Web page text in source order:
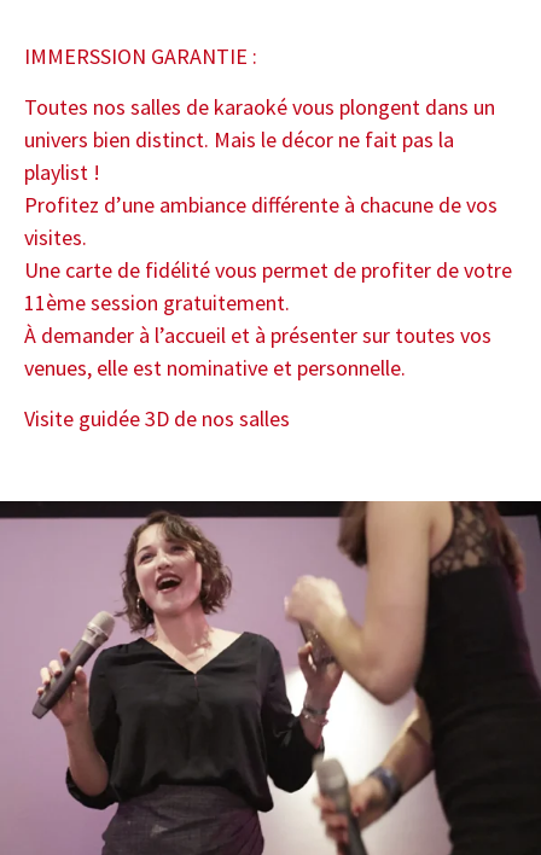
IMMERSSION GARANTIE :
Toutes nos salles de karaoké vous plongent dans un
univers bien distinct. Mais le décor ne fait pas la
playlist !
Profitez d’une ambiance différente à chacune de vos
visites.
Une carte de fidélité vous permet de profiter de votre
11ème session gratuitement.
À demander à l’accueil et à présenter sur toutes vos
venues, elle est nominative et personnelle.
Visite guidée 3D de nos salles